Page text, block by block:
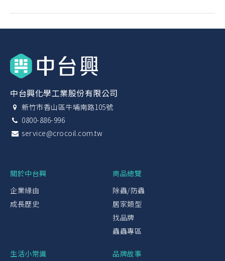
中台興化學工業股份有限公司
新竹市香山區牛埔南路105號
0800-886-996
service@crocoil.com.tw
關於中台興
企業緣由
成長歷史
商品總覽
除蟲/防蟲
居家類型
找品牌
蟲蟲專區
生活小常識 品牌故事